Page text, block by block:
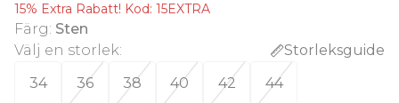
15% Extra Rabatt! Kod: 15EXTRA
Färg: Sten
Välj en storlek:
Storleksguide
34
36 38 40 42 44